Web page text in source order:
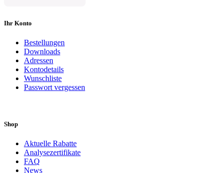
Ihr Konto
Bestellungen
Downloads
Adressen
Kontodetails
Wunschliste
Passwort vergessen
Shop
Aktuelle Rabatte
Analysezertifikate
FAQ
News